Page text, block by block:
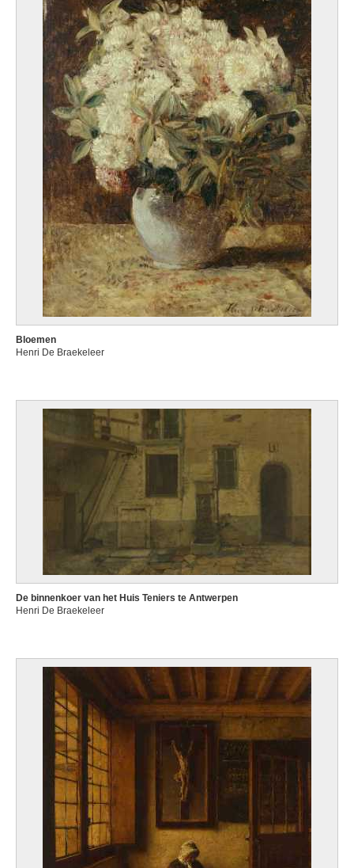
Bloemen
Henri De Braekeleer
De binnenkoer van het Huis Teniers te Antwerpen
Henri De Braekeleer